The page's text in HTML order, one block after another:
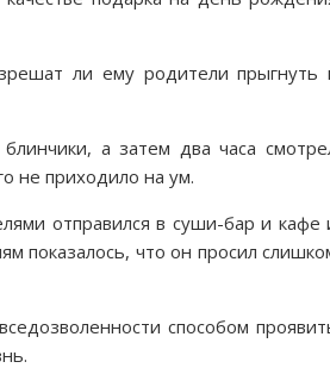
ли ему родители прыгнуть
а затем два часа
не приходило на ум.
отправился в суши-бар и кафе
показалось, что он просил
способом